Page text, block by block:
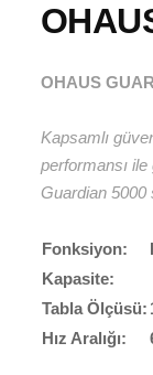
OHAUS
Kapsamlı
performansı
Guardian 5000
Fonksiyon:
Kapasite:
Tabla Ölçüsü:
Hız Aralığı: